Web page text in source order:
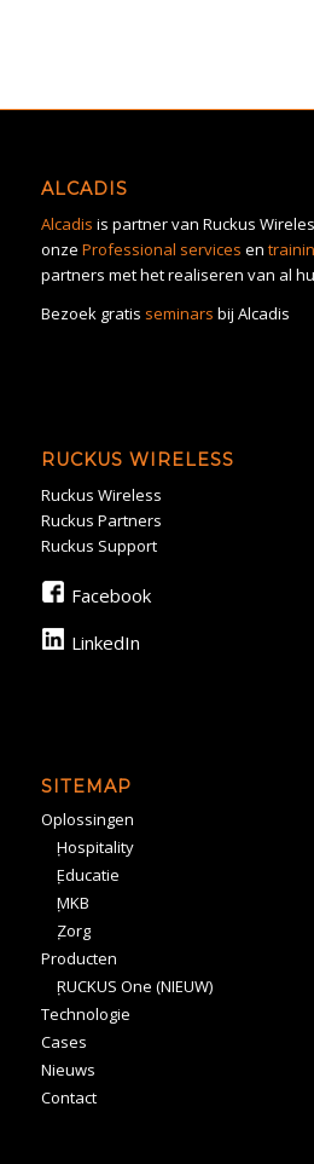
ALCADIS
Alcadis is partner van Ruckus
onze Professional services en
partners met het realiseren van al
Bezoek gratis seminars bij Alcadis
RUCKUS WIRELESS
Ruckus Wireless
Ruckus Partners
Ruckus Support
Facebook
LinkedIn
SITEMAP
Oplossingen
Hospitality
Educatie
MKB
Zorg
Producten
RUCKUS One (NIEUW)
Technologie
Cases
Nieuws
Contact